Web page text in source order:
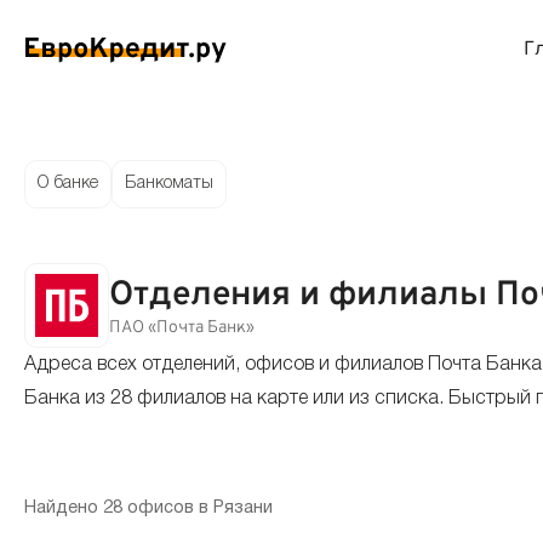
на карту
без отказа
с плохой КИ
до зарплаты
Мгновенные займы
Лучшие займы С
Кредитные карты
Кредитные карты
О банке Банкоматы
Отделения и филиалы
ПАО «Почта Банк»
Адреса всех отделений, офисов и филиалов Почта
Банка из 28 филиалов на карте или из списка. Быстрый
Найдено 28 офисов в Рязани